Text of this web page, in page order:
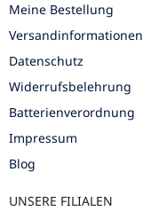
Meine Bestellung
Versandinformationen
Datenschutz
Widerrufsbelehrung
Batterienverordnung
Impressum
Blog
UNSERE FILIALEN